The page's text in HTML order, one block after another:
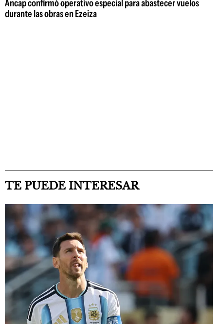
Ancap confirmó operativo especial para abastecer vuelos
durante las obras en Ezeiza
TE PUEDE INTERESAR